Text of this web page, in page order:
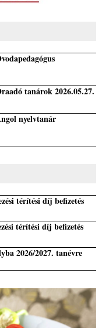
tanárok 2026.05.27.
nyelvtanár
térítési díj befizetés
térítési díj befizetés
2026/2027. tanévre